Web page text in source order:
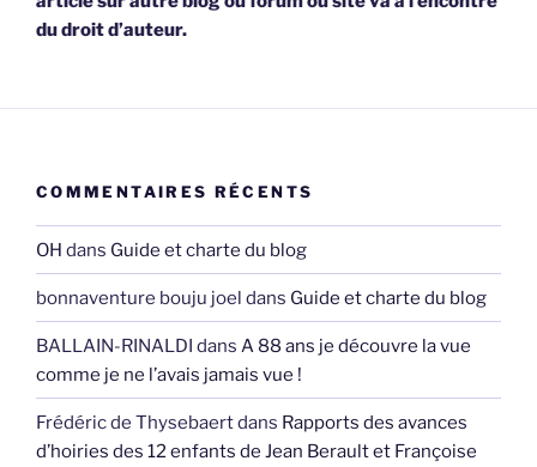
du droit d’auteur.
COMMENTAIRES RÉCENTS
OH dans Guide et charte du blog
bonnaventure bouju joel dans Guide et charte du blog
BALLAIN-RINALDI dans A 88 ans je découvre la vue
comme je ne l’avais jamais vue !
Frédéric de Thysebaertdans Rapports des avances
d’hoiries des 12 enfants de Jean Berault et Françoise